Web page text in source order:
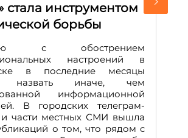
стала инструментом
борьбы
с обострением
настроений в
в последние месяцы
назвать иначе, чем
информационной
В городских телеграм-
и части местных СМИ вышла
о том, что рядом с